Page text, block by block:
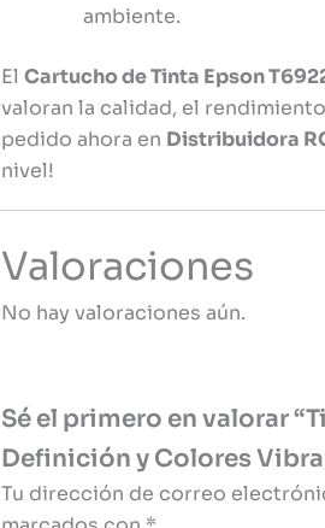
ambiente.
El Cartucho de Tinta Epson
valoran la calidad, el
pedido ahora en Distribuidora
nivel!
Valoraciones
No hay valoraciones aún.
Sé el primero en valorar
Definición y Colores
Tu dirección de correo